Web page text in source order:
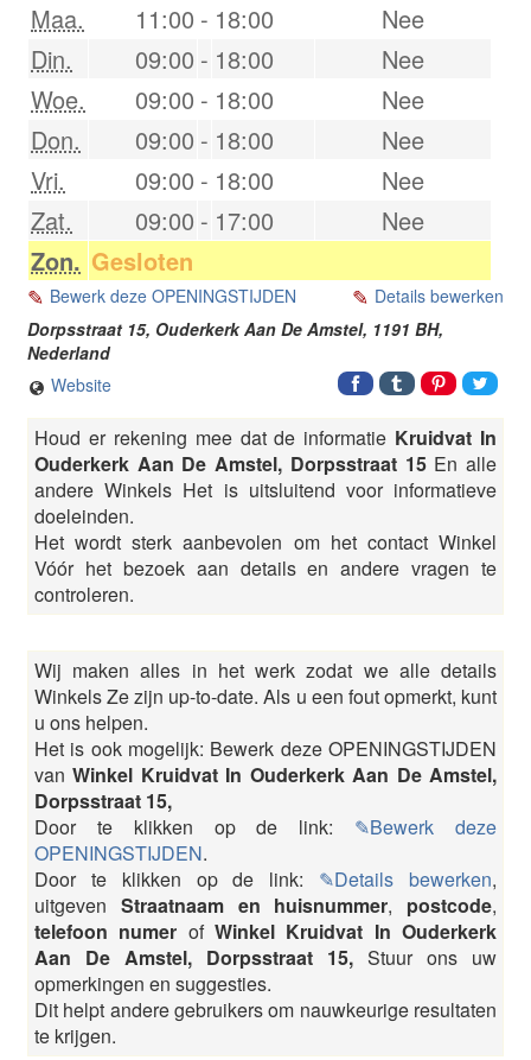
Maa. 11:00 - 18:00
Nee
Din.
09:00 - 18:00
Nee
Woe.
09:00 - 18:00
Nee
Don.
09:00 - 18:00
Nee
Vri.
09:00 - 18:00
Nee
Zat.
09:00 - 17:00
Nee
Zon. Gesloten
Bewerk deze OPENINGSTIJDEN
Details bewerken
Dorpsstraat 15, Ouderkerk Aan De Amstel, 1191 BH,
Nederland
Website
Houd er rekening mee dat de informatie Kruidvat In
Ouderkerk Aan De Amstel, Dorpsstraat 15En alle
andere Winkels Het is uitsluitend voor informatieve
doeleinden.
Het wordt sterk aanbevolen om het contact Winkel
Vóór het bezoek aan details en andere vragen te
controleren.
Wij maken alles in het werk zodat we alle details
Winkels Ze zijn up-to-date. Als u een fout opmerkt, kunt
u ons helpen.
Het is ook mogelijk: Bewerk deze OPENINGSTIJDEN
vanWinkel Kruidvat In Ouderkerk Aan De Amstel,
Dorpsstraat 15,
Door te klikken op de link: ✎Bewerk deze
OPENINGSTIJDEN.
Door te klikken op de link: ✎Details bewerken,
uitgeven Straatnaam en huisnummer, postcode,
telefoon numer ofWinkel Kruidvat In Ouderkerk
Aan De Amstel, Dorpsstraat 15, Stuur ons uw
opmerkingen en suggesties.
Dit helpt andere gebruikers om nauwkeurige resultaten
te krijgen.